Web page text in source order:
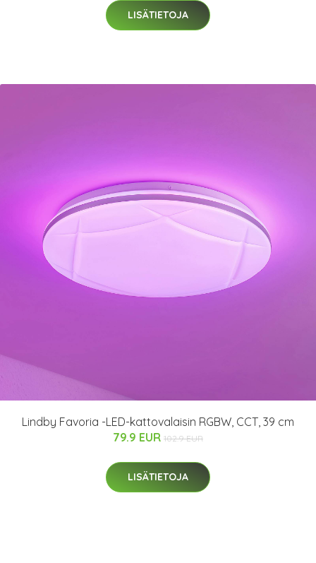
LISÄTIETOJA
Lindby Favoria -LED-kattovalaisin RGBW, CCT, 39 cm
79.9 EUR 102.9 EUR
LISÄTIETOJA